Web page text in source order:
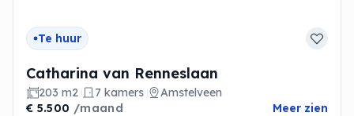
Te huur
Catharina van Renneslaan
203 m2 7 kamers
Amstelveen
€ 5.500 /maand Meer zien